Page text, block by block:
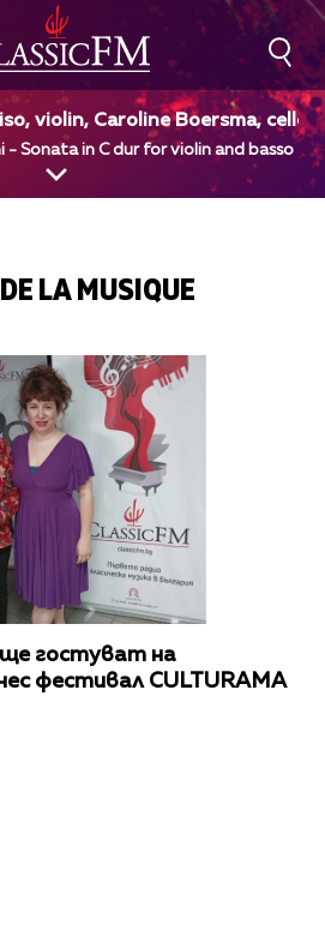
violin, Caroline Boersma, cello
- Sonata in C dur for violin and basso - 1
LA MUSIQUE
гостуват на
фестивал CULTURAMA